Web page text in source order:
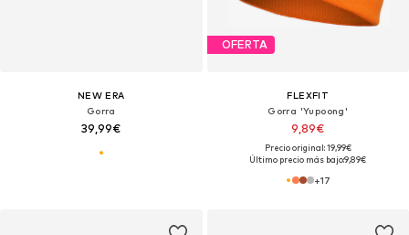
NEW ERA
Gorra
39,99€
OFERTA
FLEXFIT
Gorra 'Yupoong'
9,89€
Precio original: 19,99€
Último precio más bajo:9,89€
+17